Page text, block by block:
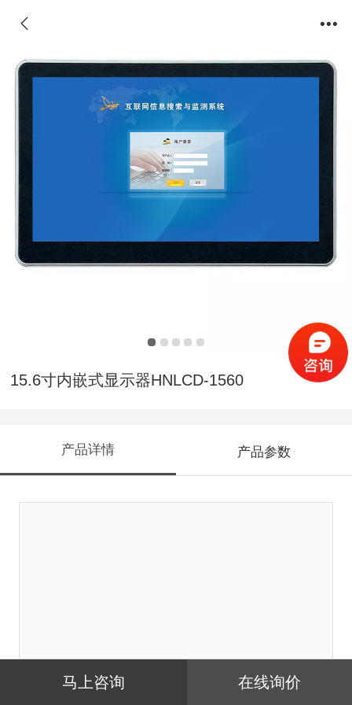
15.6寸内嵌式显示器HNLCD-1560
产品详情 产品参数
马上咨询 在线询价